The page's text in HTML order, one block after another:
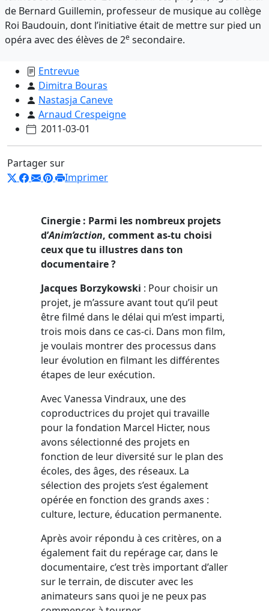
de Bernard Guillemin, professeur de musique au collège
Roi Baudouin, dont l’initiative était de mettre sur pied un
opéra avec des élèves de 2e secondaire.
Entrevue
Dimitra Bouras
Nastasja Caneve
Arnaud Crespeigne
2011-03-01
Partager sur
Imprimer
Cinergie : Parmi les nombreux projets
d’Anim’action, comment as-tu choisi
ceux que tu illustres dans ton
documentaire ?
Jacques Borzykowski : Pour choisir un
projet, je m’assure avant tout qu’il peut
être filmé dans le délai qui m’est imparti,
trois mois dans ce cas-ci. Dans mon film,
je voulais montrer des processus dans
leur évolution en filmant les différentes
étapes de leur exécution.
Avec Vanessa Vindraux, une des
coproductrices du projet qui travaille
pour la fondation Marcel Hicter, nous
avons sélectionné des projets en
fonction de leur diversité sur le plan des
écoles, des âges, des réseaux. La
sélection des projets s’est également
opérée en fonction des grands axes :
culture, lecture, éducation permanente.
Après avoir répondu à ces critères, on a
également fait du repérage car, dans le
documentaire, c’est très important d’aller
sur le terrain, de discuter avec les
animateurs sans quoi je ne peux pas